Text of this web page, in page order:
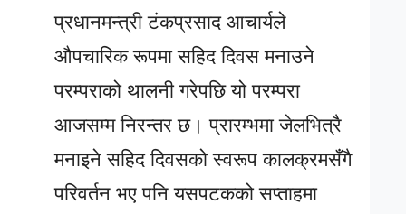
प्रधानमन्त्री टंकप्रसाद आचार्यले
औपचारिक रूपमा सहिद दिवस मनाउने
परम्पराको थालनी गरेपछि यो परम्परा
आजसम्म निरन्तर छ। प्रारम्भमा जेलभित्रै
मनाइने सहिद दिवसको स्वरूप कालक्रमसँगै
परिवर्तन भए पनि यसपटकको सप्ताहमा